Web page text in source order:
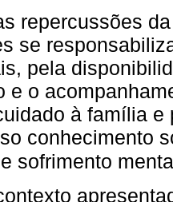
repercussões
se
pela
e o
à família
conhecimento
sofrimento